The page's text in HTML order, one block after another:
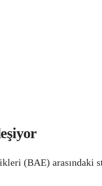
(BAE) arasındaki